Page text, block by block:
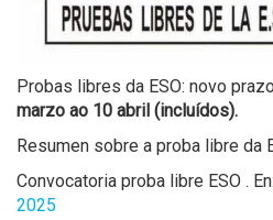
Probas libres da ESO: novo
marzo ao 10 abril (incluídos).
Resumen sobre a proba libre da
Convocatoria proba libre ESO . En:
2025